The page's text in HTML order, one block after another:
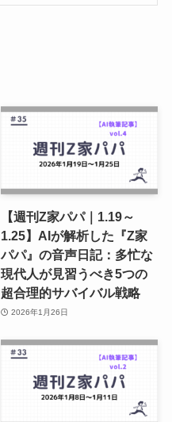
【週刊Z家パパ｜1.19～
1.25】AIが解析した『Z家
パパ』の音声日記：多忙な
現代人が見習うべき5つの
超合理的サバイバル戦略
2026年1月26日